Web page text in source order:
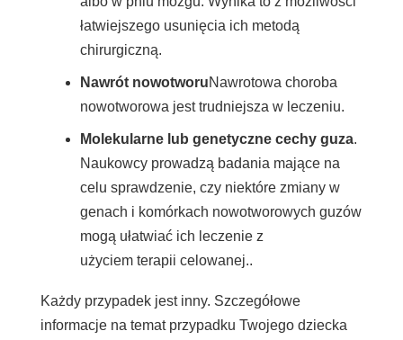
łatwiejszego usunięcia ich metodą
chirurgiczną.
Nawrót nowotworuNawrotowa choroba
nowotworowa jest trudniejsza w leczeniu.
Molekularne lub genetyczne cechy guza.
Naukowcy prowadzą badania mające na
celu sprawdzenie, czy niektóre zmiany w
genach i komórkach nowotworowych guzów
mogą ułatwiać ich leczenie z
użyciem terapii celowanej..
Każdy przypadek jest inny. Szczegółowe
informacje na temat przypadku Twojego dziecka